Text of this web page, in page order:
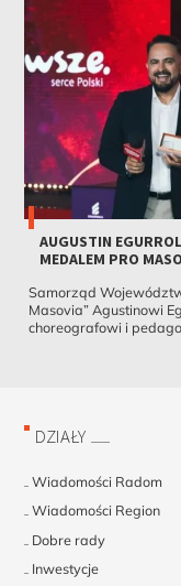
AUGUSTIN
MEDALEM PRO
Samorząd
Masovia” Agustinowi
choreografowi i
DZIAŁY
Wiadomości Radom
Wiadomości Region
Dobre rady
Inwestycje